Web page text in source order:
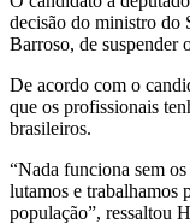
decisão do ministro do
Barroso, de suspender
De acordo com o
que os profissionais
brasileiros.
“Nada funciona sem
lutamos e trabalhamos
população”, ressaltou